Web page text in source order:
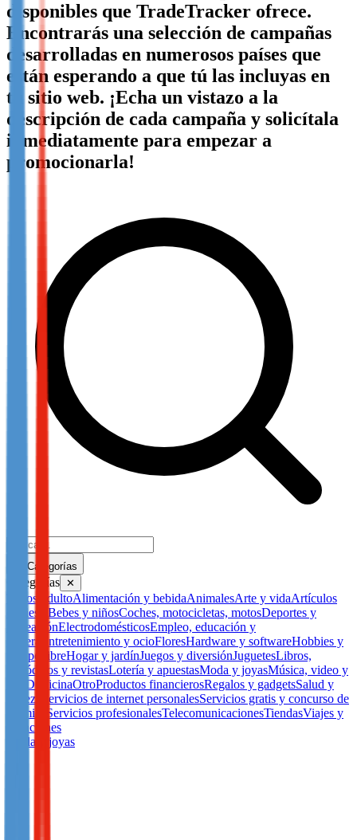
Not already our Publisher?
Sign up here
disponibles que TradeTracker ofrece.
Encontrarás una selección de campañas
desarrolladas en numerosos países que
están esperando a que tú las incluyas en
tu sitio web. ¡Echa un vistazo a la
descripción de cada campaña y solicítala
inmediatamente para empezar a
promocionarla!
Categorías
Categorías ✕
Todos AdultoAlimentación y bebidaAnimalesArte y vidaArtículos
de fiesta Bebes y niñosCoches, motocicletas, motosDeportes y
recreaciónElectrodomésticosEmpleo, educación y
carrera
Entretenimiento y ocioFloresHardware y softwareHobbies y
tiempo libreHogar y jardínJuegos y diversiónJuguetesLibros,
periódicos y revistasLotería y apuestasModa y joyasMúsica, video y
DVD OficinaOtroProductos financierosRegalos y gadgetsSalud y
belleza
Servicios de internet personalesServicios gratis y concurso de
premios
Servicios profesionalesTelecomunicacionesTiendasViajes y
vacaciones
Moda y joyas